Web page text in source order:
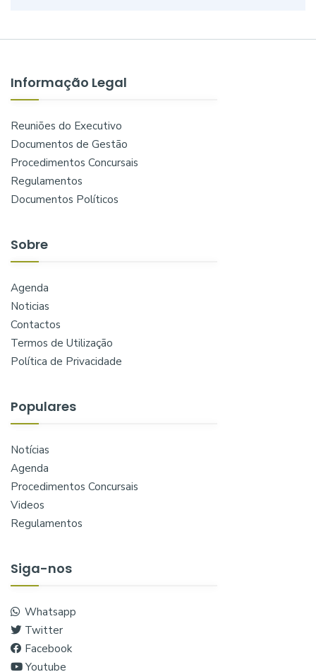
Informação Legal
Reuniões do Executivo
Documentos de Gestão
Procedimentos Concursais
Regulamentos
Documentos Políticos
Sobre
Agenda
Noticias
Contactos
Termos de Utilização
Política de Privacidade
Populares
Notícias
Agenda
Procedimentos Concursais
Videos
Regulamentos
Siga-nos
Whatsapp
Twitter
Facebook
Youtube